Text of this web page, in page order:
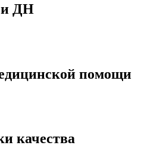
и ДН
помощи
качества